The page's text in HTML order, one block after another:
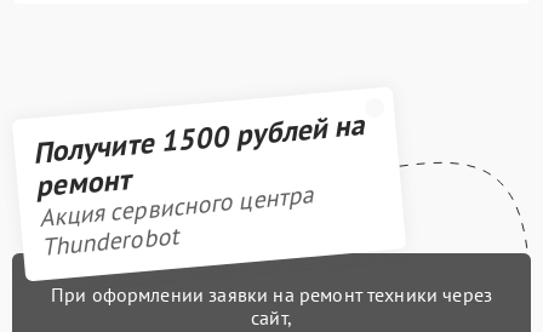
Получите 1500 рублей на
ремонт
Акция сервисного центра
Thunderobot
При оформлении заявки на ремонт техники через
сайт,